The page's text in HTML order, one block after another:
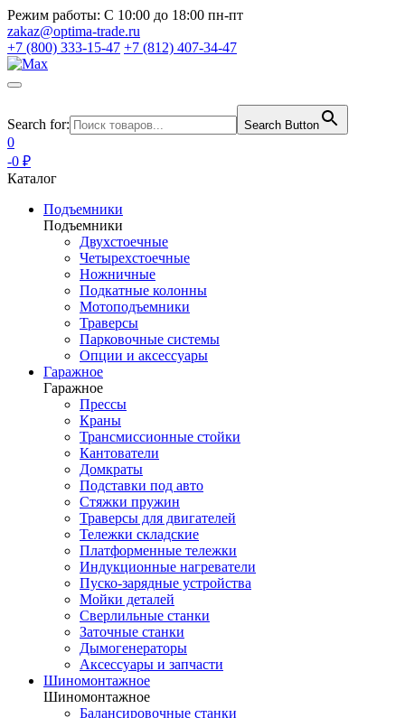
Режим работы: С 10:00 до 18:00 пн-пт
zakaz@optima-trade.ru
+7 (800) 333-15-47 +7 (812) 407-34-47
Search for: Search Button
0
-0 ₽
Каталог
Подъемники
Подъемники
Двухстоечные
Четырехстоечные
Ножничные
Подкатные колонны
Мотоподъемники
Траверсы
Парковочные системы
Опции и аксессуары
Гаражное
Гаражное
Прессы
Краны
Трансмиссионные стойки
Кантователи
Домкраты
Подставки под авто
Стяжки пружин
Траверсы для двигателей
Тележки складские
Платформенные тележки
Индукционные нагреватели
Пуско-зарядные устройства
Мойки деталей
Сверлильные станки
Заточные станки
Дымогенераторы
Аксессуары и запчасти
Шиномонтажное
Шиномонтажное
Балансировочные станки